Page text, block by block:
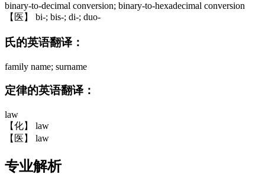
binary-to-decimal conversion; binary-to-hexadecimal conversion
【医】 bi-; bis-; di-; duo-
氏的英语翻译：
family name; surname
定律的英语翻译：
law
【化】 law
【医】 law
专业解析